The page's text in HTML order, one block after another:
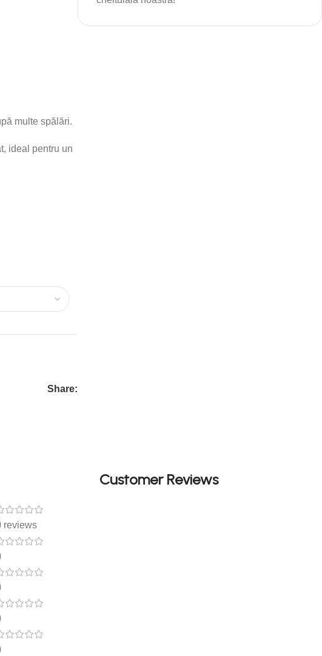
multe spălări.
ideal pentru un
Share:
Customer Reviews
reviews